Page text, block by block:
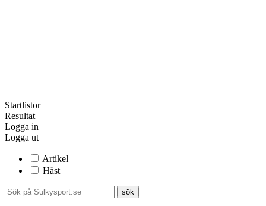
Startlistor
Resultat
Logga in
Logga ut
Artikel
Häst